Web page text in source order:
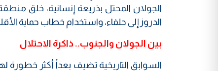
الجولان المحتل بذريعة إنسانية، خلق
الدروز إلى حلفاء، واستخدام خطاب حماية
بين الجولان والجنوب.. ذاكرة الاحتلال